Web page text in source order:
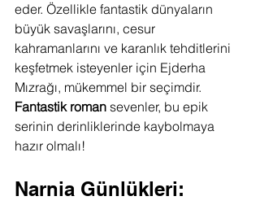
eder. Özellikle fantastik dünyaların
büyük savaşlarını, cesur
kahramanlarını ve karanlık tehditlerini
keşfetmek isteyenler için Ejderha
Mızrağı, mükemmel bir seçimdir.
Fantastik roman sevenler, bu epik
serinin derinliklerinde kaybolmaya
hazır olmalı!
Narnia Günlükleri: